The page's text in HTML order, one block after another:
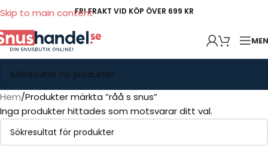
Skip to main contentFRI FRAKT VID KÖP ÖVER 699 KR
Hem Produkter märkta ”råå s snus”
Inga produkter hittades som motsvarar ditt val.